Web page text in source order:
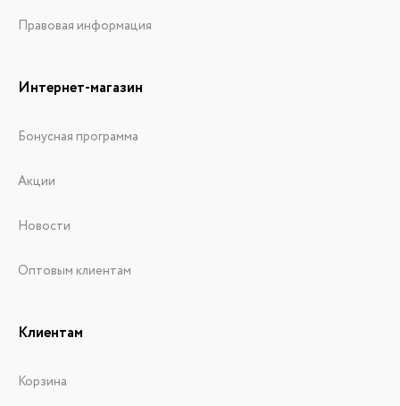
Правовая информация
Интернет-магазин
Бонусная программа
Акции
Новости
Оптовым клиентам
Клиентам
Корзина